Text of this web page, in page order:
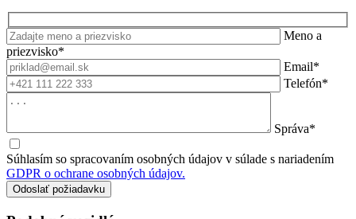
Meno a
priezvisko*
Email*
Telefón*
Správa*
Súhlasím so spracovaním osobných údajov v súlade s nariadením
GDPR o ochrane osobných údajov.